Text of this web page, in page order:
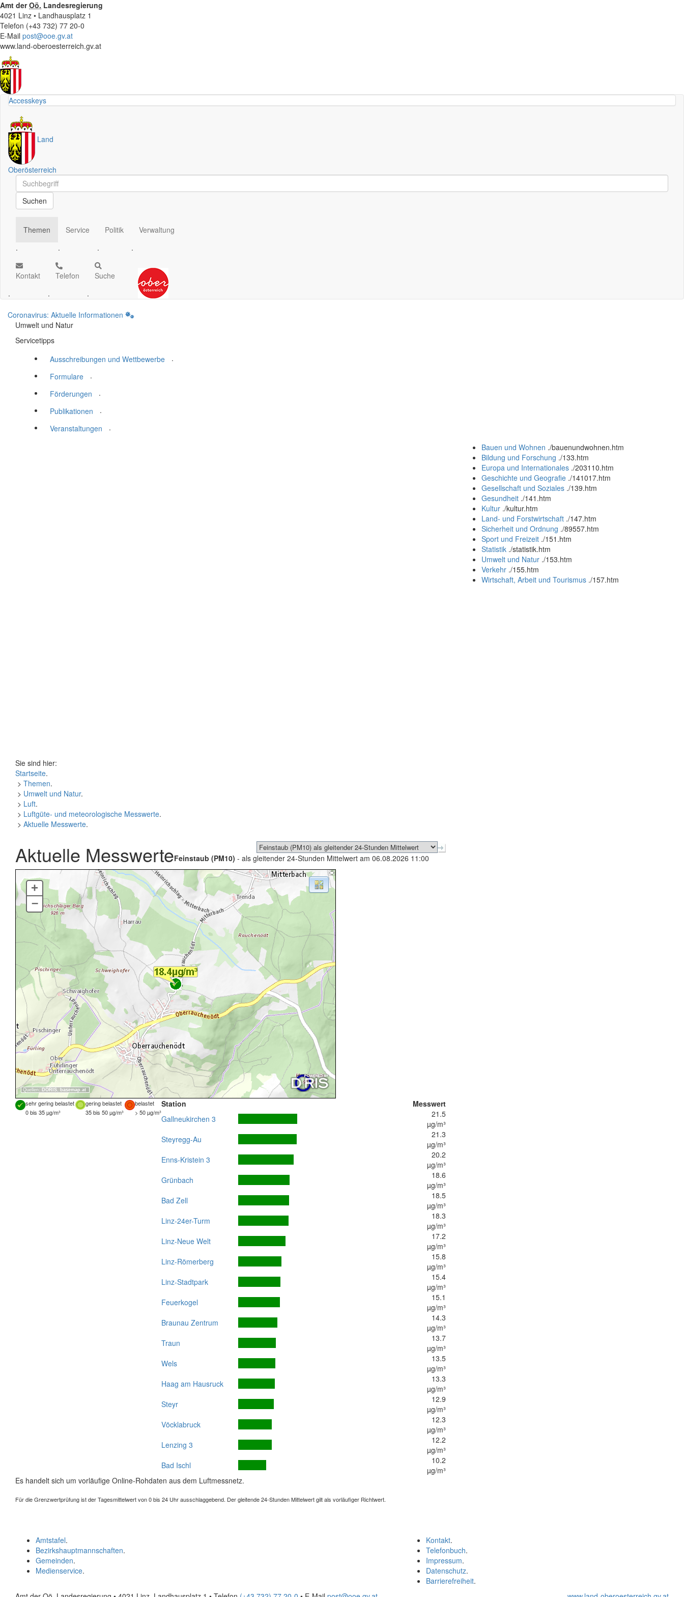
Amt derOö. Landesregierung
4021 Linz • Landhausplatz 1
Telefon (+43 732) 77 20-0
E-Mail post@ooe.gv.at
www.land-oberoesterreich.gv.at
Accesskeys
Land
Oberösterreich
Schnellsuche
Schnellsuche
Suchen
Themen
.
Service
.
Politik
.
Verwaltung
.
Kontakt
.
Telefon
.
Suche
.
Coronavirus: Aktuelle Informationen
Umwelt und Natur
Servicetipps
Ausschreibungen und Wettbewerbe
.
Formulare
.
Förderungen
.
Publikationen
.
Veranstaltungen
.
Bauen und Wohnen ./bauenundwohnen.htm
Bildung und Forschung ./133.htm
Europa und Internationales ./203110.htm
Geschichte und Geografie ./141017.htm
Gesellschaft und Soziales ./139.htm
Gesundheit ./141.htm
Kultur ./kultur.htm
Land- und Forstwirtschaft ./147.htm
Sicherheit und Ordnung ./89557.htm
Sport und Freizeit ./151.htm
Statistik ./statistik.htm
Umwelt und Natur ./153.htm
Verkehr ./155.htm
Wirtschaft, Arbeit und Tourismus ./157.htm
Sie sind hier:
Startseite.
> Themen.
> Umwelt und Natur.
> Luft.
> Luftgüte- und meteorologische Messwerte.
> Aktuelle Messwerte.
Aktuelle MesswerteFeinstaub (PM10) - als gleitender 24-Stunden Mittelwert am 06.08.2026 11:00
Quellen: DORIS, basemap.at
+
–
sehr gering belastet gering belastet
belastet
0 bis 35 µg/m³
35 bis 50 µg/m³ > 50 µg/m³
Station
Messwert
Gallneukirchen 3
21.5
µg/m³
Steyregg-Au
21.3
µg/m³
Enns-Kristein 3
20.2
µg/m³
Grünbach
18.6
µg/m³
Bad Zell
18.5
µg/m³
Linz-24er-Turm
18.3
µg/m³
Linz-Neue Welt
17.2
µg/m³
Linz-Römerberg
15.8
µg/m³
Linz-Stadtpark
15.4
µg/m³
Feuerkogel
15.1
µg/m³
Braunau Zentrum
14.3
µg/m³
Traun
13.7
µg/m³
Wels
13.5
µg/m³
Haag am Hausruck
13.3
µg/m³
Steyr
12.9
µg/m³
Vöcklabruck
12.3
µg/m³
Lenzing 3
12.2
µg/m³
Bad Ischl
10.2
µg/m³
Es handelt sich um vorläufige Online-Rohdaten aus dem Luftmessnetz.
Für die Grenzwertprüfung ist der Tagesmittelwert von 0 bis 24 Uhr ausschlaggebend. Der gleitende 24-Stunden Mittelwert gilt als vorläufiger Richtwert.
Kontakt.
Telefonbuch.
Impressum.
Datenschutz.
Barrierefreiheit.
Amtstafel.
Bezirkshauptmannschaften.
Gemeinden.
Medienservice.